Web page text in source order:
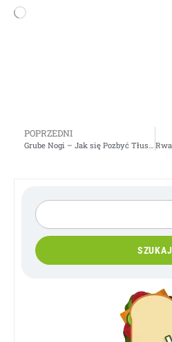
SZUKAJ
POPRZEDNI
Grube Nogi – Jak się Pozbyć Tłuszczu – Ćwiczenia